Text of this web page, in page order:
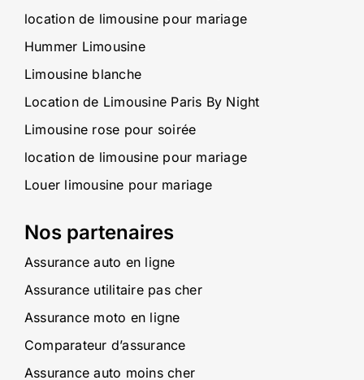
location de limousine pour mariage
Hummer Limousine
Limousine blanche
Location de Limousine Paris By Night
Limousine rose pour soirée
location de limousine pour mariage
Louer limousine pour mariage
Nos partenaires
Assurance auto en ligne
Assurance utilitaire pas cher
Assurance moto en ligne
Comparateur d’assurance
Assurance auto moins cher